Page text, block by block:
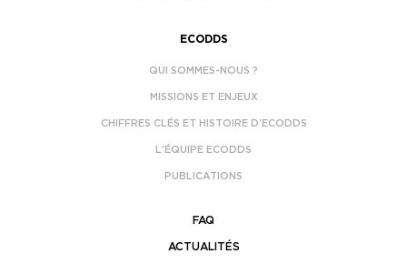
ECODDS
QUI SOMMES-NOUS ?
MISSIONS ET ENJEUX
CHIFFRES CLÉS ET HISTOIRE D’ECODDS
L’ÉQUIPE ECODDS
PUBLICATIONS
FAQ
ACTUALITÉS